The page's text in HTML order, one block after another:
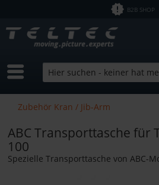
B2B SHOP
Zubehör Kran / Jib-Arm
ABC Transporttasche für
100
Spezielle Transporttasche von ABC-
Sofort lieferbar
Hersteller
von2,53 € bis